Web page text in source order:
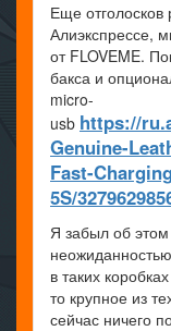
Еще
Алиэкспрессе,
от FLOVEME.
бакса и
micro-
usb https://
Genuine-
Fast-
5S/
Я забыл об
в таких
то крупное из
сейчас ничего